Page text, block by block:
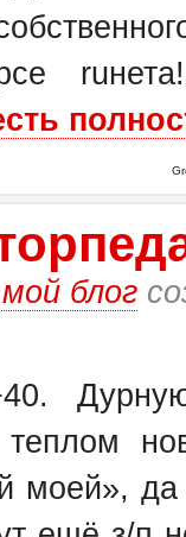
блог
теплом
моей»,